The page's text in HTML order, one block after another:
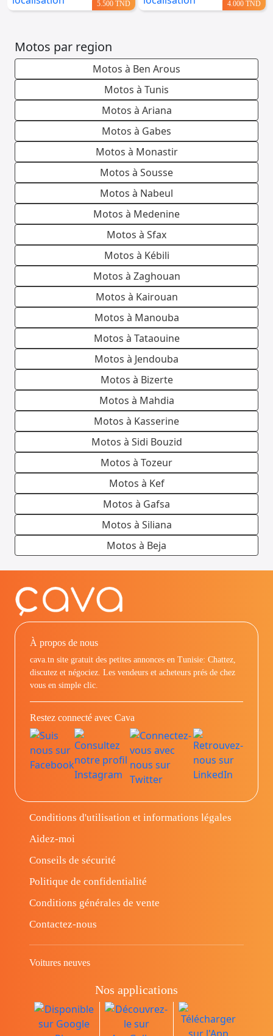
5.500 TND 4.000 TND
Motos par region
Motos à Ben Arous
Motos à Tunis
Motos à Ariana
Motos à Gabes
Motos à Monastir
Motos à Sousse
Motos à Nabeul
Motos à Medenine
Motos à Sfax
Motos à Kébili
Motos à Zaghouan
Motos à Kairouan
Motos à Manouba
Motos à Tataouine
Motos à Jendouba
Motos à Bizerte
Motos à Mahdia
Motos à Kasserine
Motos à Sidi Bouzid
Motos à Tozeur
Motos à Kef
Motos à Gafsa
Motos à Siliana
Motos à Beja
À propos de nous
cava.tn site gratuit des petites annonces en Tunisie: Chattez,
discutez et négociez. Les vendeurs et acheteurs prés de chez
vous en simple clic.
Restez connecté avec Cava
Conditions d'utilisation et informations légales
Aidez-moi
Conseils de sécurité
Politique de confidentialité
Conditions générales de vente
Contactez-nous
Voitures neuves
Nos applications